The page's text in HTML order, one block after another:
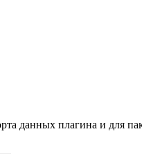
данных плагина и для